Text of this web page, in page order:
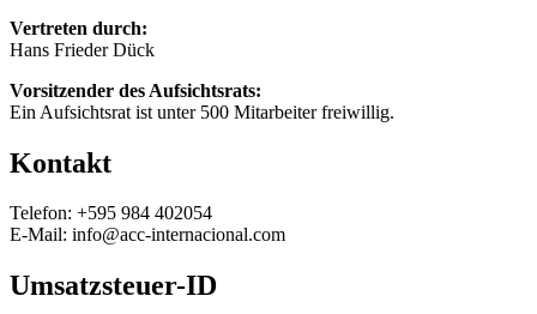
Vertreten durch:
Hans Frieder Dück
Vorsitzender des Aufsichtsrats:
Ein Aufsichtsrat ist unter 500 Mitarbeiter freiwillig.
Kontakt
Telefon: +595 984 402054
E-Mail: info@acc-internacional.com
Umsatzsteuer-ID